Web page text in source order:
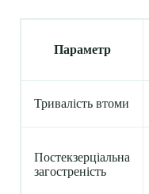
Параметр
Тривалість втоми
Постекзерціальна
загостреність